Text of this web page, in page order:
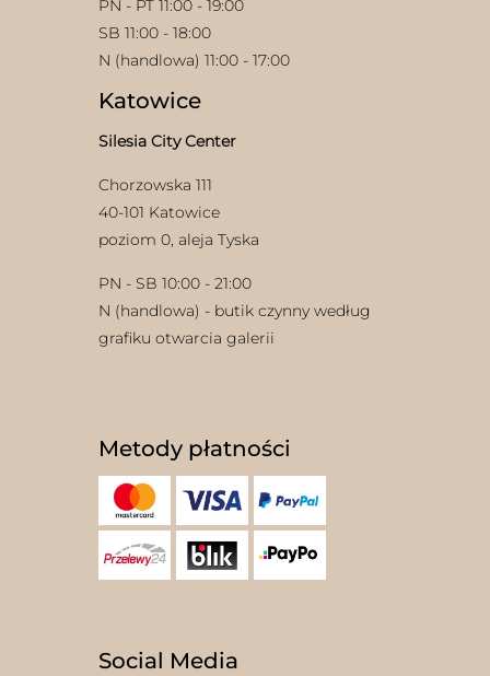
PN - PT 11:00 - 19:00
SB 11:00 - 18:00
N (handlowa) 11:00 - 17:00
Katowice
Silesia City Center
Chorzowska 111
40-101 Katowice
poziom 0, aleja Tyska
PN - SB 10:00 - 21:00
N (handlowa) - butik czynny według
grafiku otwarcia galerii
Metody płatności
Social Media